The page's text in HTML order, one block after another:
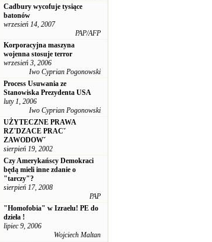
Cadbury wycofuje tysiące
batonów
wrzesień 14, 2007
PAP/AFP
Korporacyjna maszyna
wojenna stosuje terror
wrzesień 3, 2006
Iwo Cyprian Pogonowski
Process Usuwania ze
Stanowiska Prezydenta USA
luty 1, 2006
Iwo Cyprian Pogonowski
UŻYTECZNE PRAWA
RZˇDZACE PRACˇ
ZAWODOWˇ
sierpień 19, 2002
Czy Amerykańscy Demokraci
będą mieli inne zdanie o
"tarczy"?
sierpień 17, 2008
PAP
"Homofobia" w Izraelu! PE do
dzieła !
lipiec 9, 2006
Wojciech Maltan